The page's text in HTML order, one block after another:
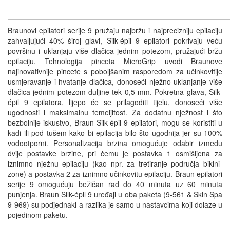
Braunovi epilatori serije 9 pružaju najbržu i najprecizniju epilaciju
zahvaljujući 40% široj glavi, Silk-épil 9 epilatori pokrivaju veću
površinu i uklanjaju više dlačica jednim potezom, pružajući bržu
epilaciju. Tehnologija pinceta MicroGrip uvodi Braunove
najinovativnije pincete s poboljšanim rasporedom za učinkovitije
usmjeravanje i hvatanje dlačica, donoseći nježno uklanjanje više
dlačica jednim potezom duljine tek 0,5 mm. Pokretna glava, Silk-
épil 9 epilatora, lijepo će se prilagoditi tijelu, donoseći više
ugodnosti i maksimalnu temeljitost. Za dodatnu nježnost i što
bezbolnije iskustvo, Braun Silk-épil 9 epilatori, mogu se koristiti u
kadi ili pod tušem kako bi epilacija bilo što ugodnija jer su 100%
vodootporni. Personalizacija brzina omogućuje odabir između
dvije postavke brzine, pri čemu je postavka 1 osmišljena za
iznimno nježnu epilaciju (kao npr. za tretiranje područja bikini-
zone) a postavka 2 za iznimno učinkovitu epilaciju. Braun epilatori
serije 9 omogućuju bežičan rad do 40 minuta uz 60 minuta
punjenja. Braun Silk-épil 9 uređaji u oba paketa (9-561 & Skin Spa
9-969) su podjednaki a razlika je samo u nastavcima koji dolaze u
pojedinom paketu.